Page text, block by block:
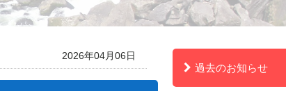
2026年04月06日
過去のお知らせ